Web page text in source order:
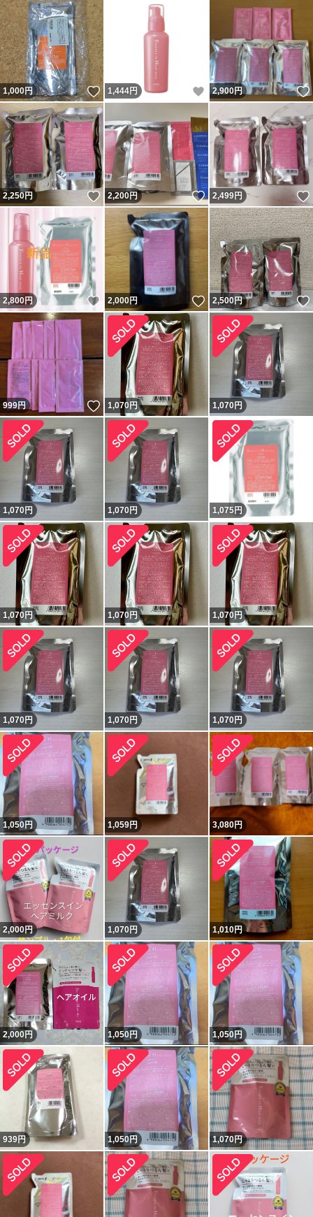
1,000円 いいね！
1,444円 いいね！
2,900円
2,250円 いいね！
2,200円 いいね！
2,499円
2,800円 いいね！
2,000円 いいね！
2,500円
999円 いいね！
1,070円 1,070円
1,070円 1,070円 1,075円
1,070円 1,070円 1,070円
1,070円 1,070円 1,070円
1,050円 1,059円 3,080円
2,000円 1,070円 1,010円
2,000円 1,050円 1,050円
939円 1,050円 1,070円